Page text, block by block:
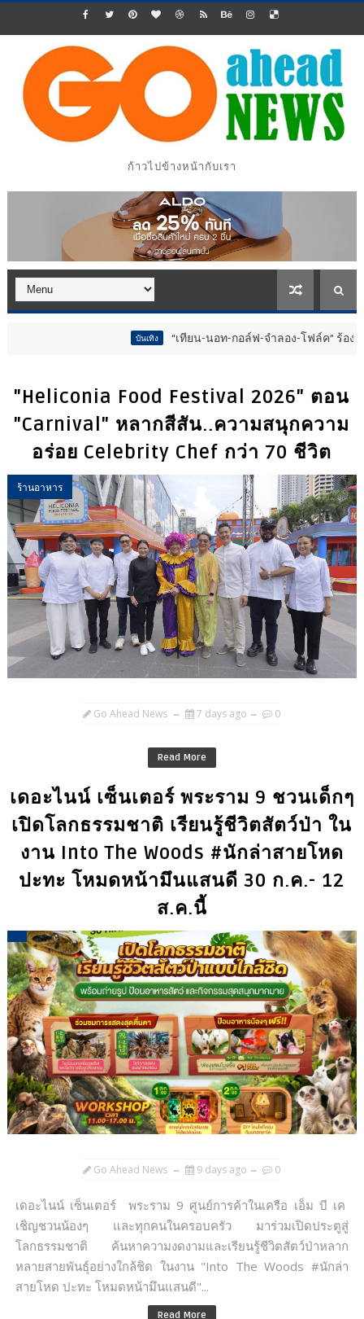
ก้าวไปข้างหน้ากับเรา
“เทียน-นอท-กอล์ฟ-จำลอง-โฟล์ค” ร้องจ๊าก!! อุป
"Heliconia Food Festival 2026" ตอน
"Carnival" หลากสีสัน..ความสนุกความ
อร่อย Celebrity Chef กว่า 70 ชีวิต
ร้านอาหาร
Go Ahead News 7 days ago 0
Read More
เดอะไนน์ เซ็นเตอร์ พระราม 9 ชวนเด็กๆ
เปิดโลกธรรมชาติ เรียนรู้ชีวิตสัตว์ป่า ใน
งาน Into The Woods #นักล่าสายโหด
ปะทะ โหมดหน้ามึนแสนดี 30 ก.ค.- 12
ส.ค.นี้
Go Ahead News 9 days ago 0
เดอะไนน์ เซ็นเตอร์ พระราม 9 ศูนย์การค้าในเครือ เอ็ม บี เค
เชิญชวนน้องๆ และทุกคนในครอบครัว มาร่วมเปิดประตูสู่
โลกธรรมชาติ ค้นหาความงดงามและเรียนรู้ชีวิตสัตว์ป่าหลาก
หลายสายพันธุ์อย่างใกล้ชิด ในงาน "Into The Woods #นักล่า
สายโหด ปะทะ โหมดหน้ามึนแสนดี"...
Read More